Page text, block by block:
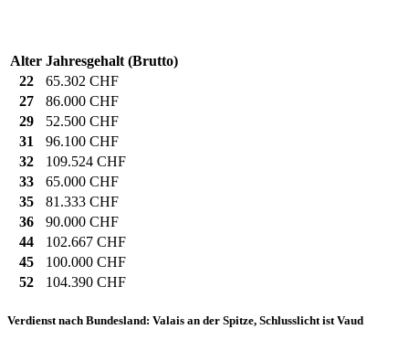
Alter Jahresgehalt (Brutto)
22
65.302 CHF
27
86.000 CHF
29
52.500 CHF
31
96.100 CHF
32
109.524 CHF
33
65.000 CHF
35
81.333 CHF
36
90.000 CHF
44
102.667 CHF
45
100.000 CHF
52
104.390 CHF
Verdienst nach Bundesland: Valais an der Spitze, Schlusslicht ist Vaud